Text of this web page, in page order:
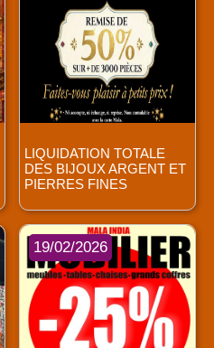
LIQUIDATION TOTALE
DES BIJOUX ARGENT ET
PIERRES FINES
19/02/2026